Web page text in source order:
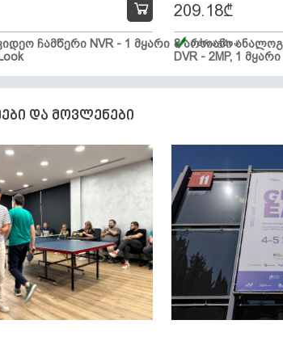
ჩამწერი NVR - 1 მყარი 8 არხიანი
DVR - 2MP, 1
209.18₾
მარაგშია
და მოვლენები